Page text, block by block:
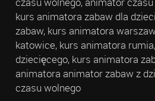
kurs animatora zabaw dla
zabaw, kurs animatora
katowice, kurs animatora
dziecięcego, kurs animatora
animatora animator zabaw z
czasu wolnego